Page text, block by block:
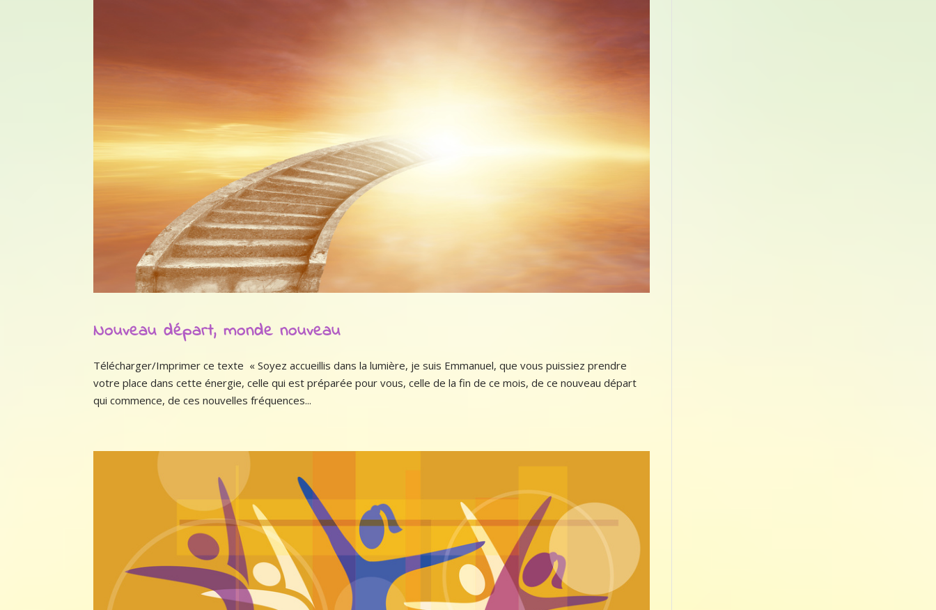
Nouveau départ, monde nouveau
Télécharger/Imprimer ce texte « Soyez accueillis dans la lumière, je suis Emmanuel, que vous puissiez prendre
votre place dans cette énergie, celle qui est préparée pour vous, celle de la fin de ce mois, de ce nouveau départ
qui commence, de ces nouvelles fréquences...